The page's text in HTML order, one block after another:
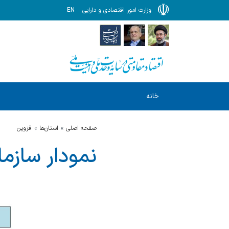
وزارت امور اقتصادی و دارایی EN
خانه
صفحه اصلی استان‌ها قزوين
نمودار